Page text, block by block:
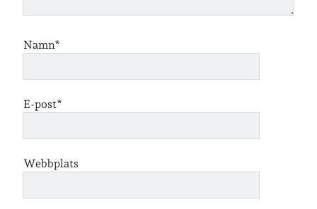
Namn*
E-post*
Webbplats